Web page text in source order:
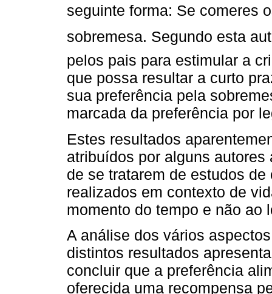
seguinte forma: Se comeres
sobremesa. Segundo esta
pelos pais para estimular a
que possa resultar a curto
sua preferência pela
marcada da preferência por
Estes resultados
atribuídos por alguns
de se tratarem de estudos
realizados em contexto de
momento do tempo e não ao
A análise dos vários
distintos resultados
concluir que a preferência
oferecida uma recompensa